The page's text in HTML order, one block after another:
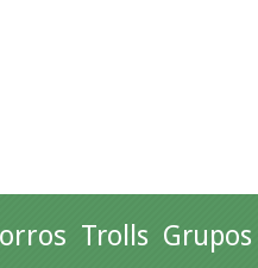
Trolls Grupos